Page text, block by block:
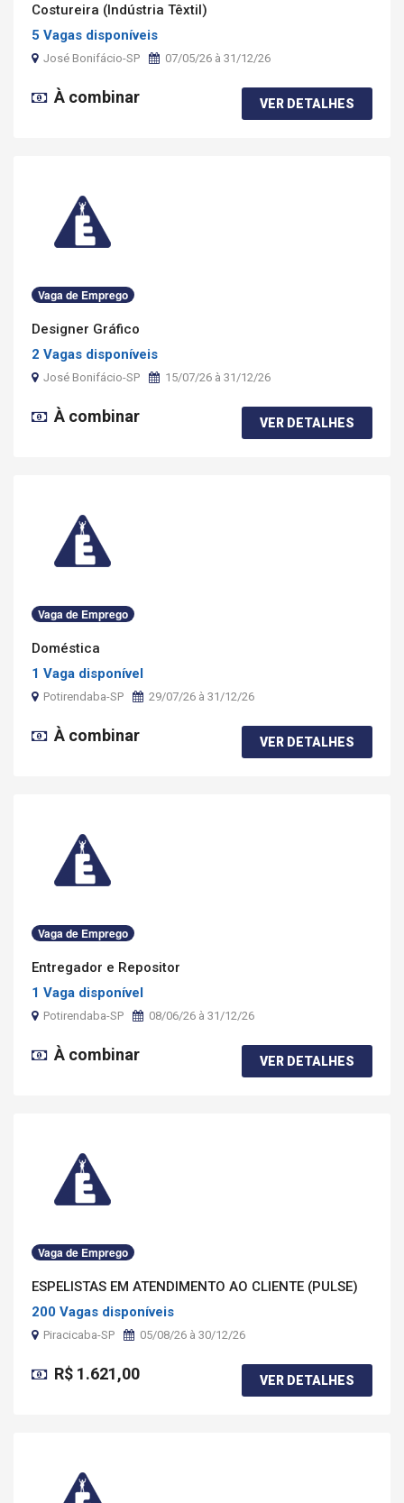
Costureira (Indústria Têxtil)
5 Vagas disponíveis
José Bonifácio-SP 07/05/26 à 31/12/26
À combinar VER DETALHES
Vaga de Emprego
Designer Gráfico
2 Vagas disponíveis
José Bonifácio-SP 15/07/26 à 31/12/26
À combinar VER DETALHES
Vaga de Emprego
Doméstica
1 Vaga disponível
Potirendaba-SP 29/07/26 à 31/12/26
À combinar VER DETALHES
Vaga de Emprego
Entregador e Repositor
1 Vaga disponível
Potirendaba-SP 08/06/26 à 31/12/26
À combinar VER DETALHES
Vaga de Emprego
ESPELISTAS EM ATENDIMENTO AO CLIENTE (PULSE)
200 Vagas disponíveis
Piracicaba-SP 05/08/26 à 30/12/26
R$ 1.621,00 VER DETALHES